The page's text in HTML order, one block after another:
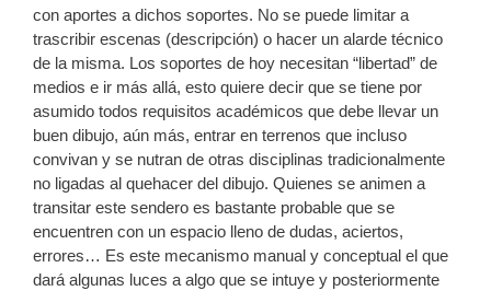
con aportes a dichos soportes. No se puede limitar a
trascribir escenas (descripción) o hacer un alarde técnico
de la misma. Los soportes de hoy necesitan “libertad” de
medios e ir más allá, esto quiere decir que se tiene por
asumido todos requisitos académicos que debe llevar un
buen dibujo, aún más, entrar en terrenos que incluso
convivan y se nutran de otras disciplinas tradicionalmente
no ligadas al quehacer del dibujo. Quienes se animen a
transitar este sendero es bastante probable que se
encuentren con un espacio lleno de dudas, aciertos,
errores… Es este mecanismo manual y conceptual el que
dará algunas luces a algo que se intuye y posteriormente